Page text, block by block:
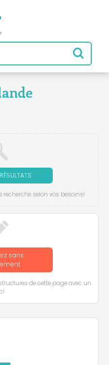
recherche selon vos besoins!
sans
de cette page avec un